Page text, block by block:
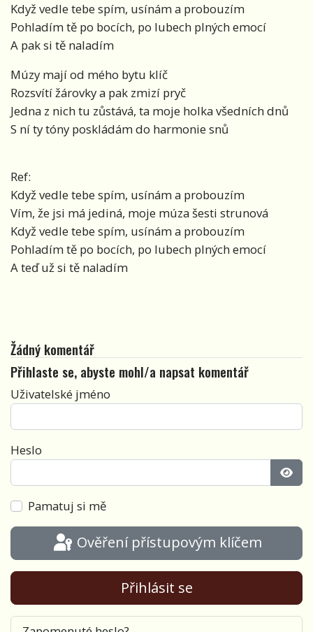
Když vedle tebe spím, usínám a probouzím
Pohladím tě po bocích, po lubech plných emocí
A pak si tě naladím
Múzy mají od mého bytu klíč
Rozsvítí žárovky a pak zmizí pryč
Jedna z nich tu zůstává, ta moje holka všedních dnů
S ní ty tóny poskládám do harmonie snů
Ref:
Když vedle tebe spím, usínám a probouzím
Vím, že jsi má jediná, moje múza šesti strunová
Když vedle tebe spím, usínám a probouzím
Pohladím tě po bocích, po lubech plných emocí
A teď už si tě naladím
Žádný komentář
Přihlaste se, abyste mohl/a napsat komentář
Uživatelské jméno
Heslo
Pamatuj si mě
Ověření přístupovým klíčem
Přihlásit se